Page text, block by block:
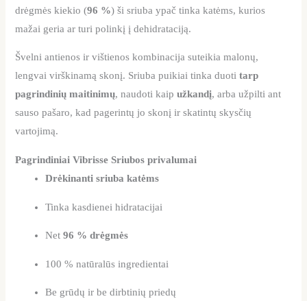
drėgmės kiekio (96 %) ši sriuba ypač tinka katėms, kurios
mažai geria ar turi polinkį į dehidrataciją.
Švelni antienos ir vištienos kombinacija suteikia malonų,
lengvai virškinamą skonį. Sriuba puikiai tinka duotitarp
pagrindinių maitinimų, naudoti kaipužkandį, arba užpilti ant
sauso pašaro, kad pagerintų jo skonį ir skatintų skysčių
vartojimą.
Pagrindiniai Vibrisse Sriubos privalumai
Drėkinanti sriuba katėms
Tinka kasdienei hidratacijai
Net96 % drėgmės
100 % natūralūs ingredientai
Be grūdų ir be dirbtinių priedų